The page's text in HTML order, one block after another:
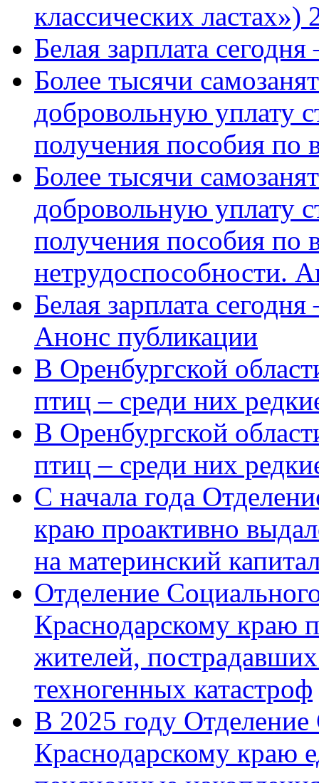
классических ластах»)
Белая зарплата
Более тысячи
добровольную уплату
получения пособия по
Более тысячи
добровольную уплату
получения пособия по
нетрудоспособности.
Белая зарплата
Анонс публикации
В Оренбургской
птиц – среди них
В Оренбургской
птиц – среди них
С начала года
краю проактивно
на материнский
Отделение
Краснодарскому краю
жителей,
техногенных катастроф
В 2025 году
Краснодарскому краю